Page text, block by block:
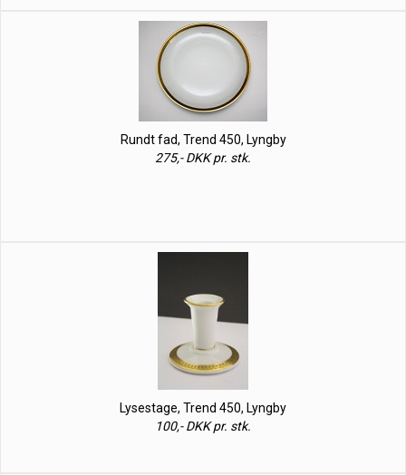
Rundt fad, Trend 450, Lyngby
275,- DKK pr. stk.
Lysestage, Trend 450, Lyngby
100,- DKK pr. stk.